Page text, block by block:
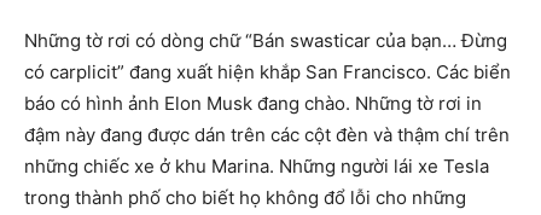
Những tờ rơi có dòng chữ “Bán swasticar của bạn… Đừng
có carplicit” đang xuất hiện khắp San Francisco. Các biển
báo có hình ảnh Elon Musk đang chào. Những tờ rơi in
đậm này đang được dán trên các cột đèn và thậm chí trên
những chiếc xe ở khu Marina. Những người lái xe Tesla
trong thành phố cho biết họ không đổ lỗi cho những